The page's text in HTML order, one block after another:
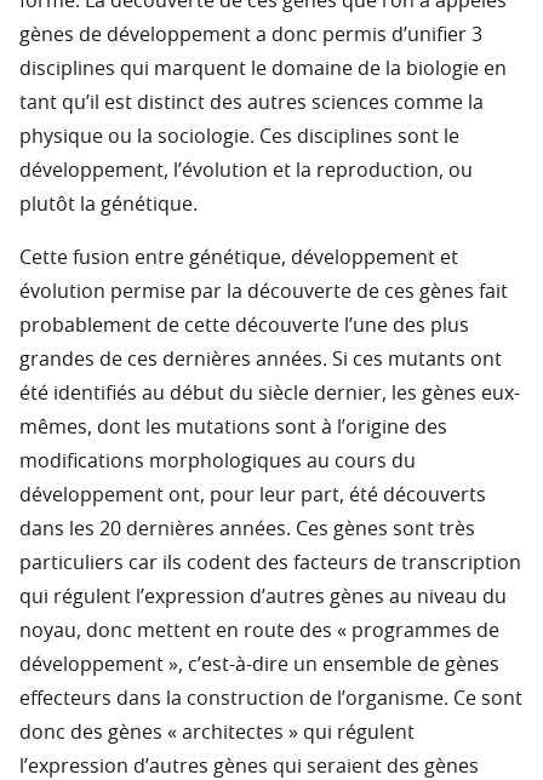
gènes de développement a donc permis d’unifier 3
disciplines qui marquent le domaine de la biologie en
tant qu’il est distinct des autres sciences comme la
physique ou la sociologie. Ces disciplines sont le
développement, l’évolution et la reproduction, ou
plutôt la génétique.
Cette fusion entre génétique, développement et
évolution permise par la découverte de ces gènes fait
probablement de cette découverte l’une des plus
grandes de ces dernières années. Si ces mutants ont
été identifiés au début du siècle dernier, les gènes eux-
mêmes, dont les mutations sont à l’origine des
modifications morphologiques au cours du
développement ont, pour leur part, été découverts
dans les 20 dernières années. Ces gènes sont très
particuliers car ils codent des facteurs de transcription
qui régulent l’expression d’autres gènes au niveau du
noyau, donc mettent en route des « programmes de
développement », c’est-à-dire un ensemble de gènes
effecteurs dans la construction de l’organisme. Ce sont
donc des gènes « architectes » qui régulent
l’expression d’autres gènes qui seraient des gènes